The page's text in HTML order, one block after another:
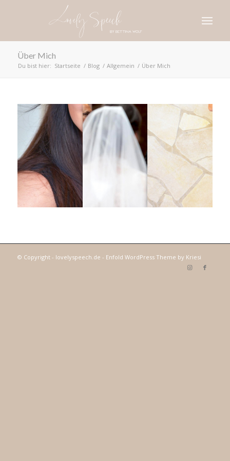
Über Mich
Du bist hier: Startseite / Blog / Allgemein / Über Mich
© Copyright - lovelyspeech.de - Enfold WordPress Theme by Kriesi